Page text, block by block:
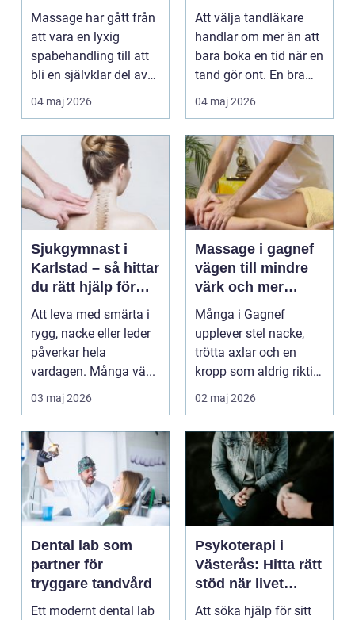
avkoppling
Massage har gått från
att vara en lyxig
spabehandling till att
bli en självklar del av
mångas vardag...
04 maj 2026
tänder
Att välja tandläkare
handlar om mer än att
bara boka en tid när en
tand gör ont. En bra
tandvårdskli...
04 maj 2026
Sjukgymnast i
Karlstad – så hittar
du rätt hjälp för
smärta och rehab
Att leva med smärta i
rygg, nacke eller leder
påverkar hela
vardagen. Många vä...
03 maj 2026
Massage i gagnef
vägen till mindre
värk och mer
vardagsenergi
Många i Gagnef
upplever stel nacke,
trötta axlar och en
kropp som aldrig riktigt
hinner återhämta si...
02 maj 2026
Dental lab som
partner för
tryggare tandvård
Ett modernt dental lab
Psykoterapi i
Västerås: Hitta rätt
stöd när livet
skaver
Att söka hjälp för sitt